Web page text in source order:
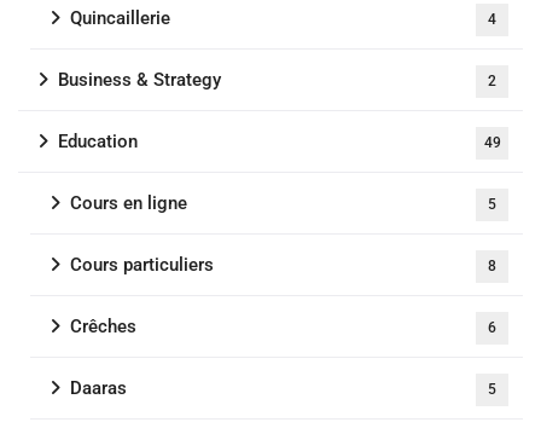
Quincaillerie 4
Business & Strategy 2
Education 49
Cours en ligne 5
Cours particuliers 8
Crêches 6
Daaras 5